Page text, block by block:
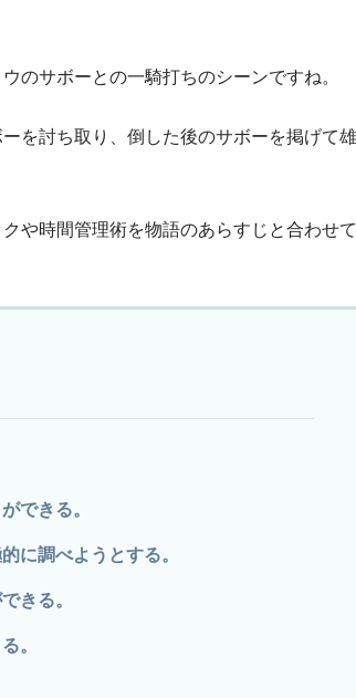
のサボーとの一騎打ちのシーンですね。
を討ち取り、倒した後のサボーを掲げて
や時間管理術を物語のあらすじと合わせ
できる。
に調べようとする。
きる。
。